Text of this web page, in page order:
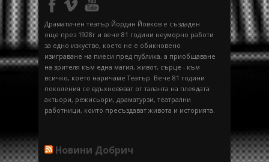
Драматичен театър Йордан Йовков е създаден
още през 1928г и вече 81 години неуморно работи
за едно изкуство, което не е обикновено
изиграване на пиеси пред публика, а приобщаване
на зрителя към една магия, живот, сърце - към
всичко, което наричаме Театър. Вече 81 години
поколения се вдъхновяват от таланта на плеядата
актьори, режисьори, драматурзи, театрални
работници, които пресъздават живота и историята.
Новини Добрич